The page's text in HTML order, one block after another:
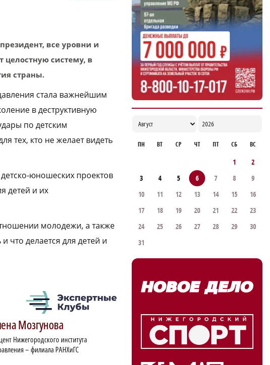
все уровни и
систему, в
страны.
стала важнейшим
в деструктивную
по детским
тех, кто не желает видеть
юношеских проектов
детей и их
молодежи, а также
что делается для детей и
Мозгунова
Нижегородского института
– филиала РАНХиГС
На 12% снизилось число травмированных
людей на Горьковской магистрали
16:36
ПН ВТ СР ЧТ ПТ СБ ВС
1
2
3
4 5 6 7 8
9
10
11 12 13 14 15
16
17
18 19 20 21 22
23
24
25 26 27 28 29
30
31